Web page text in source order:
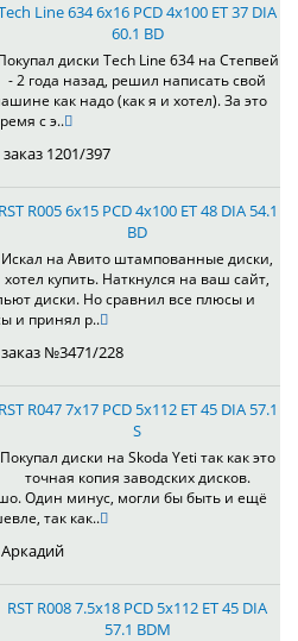
Line 634 6x16 PCD 4x100 ET 37 DIA
60.1 BD
диски Tech Line 634 на Степвей
- 2 года назад, решил написать свой
как надо (как я и хотел). За это
с э..
1201/397
RST R005 6x15 PCD 4x100 ET 48 DIA 54.1
BD
Искал на Авито штампованные диски,
хотел купить. Наткнулся на ваш сайт,
диски. Но сравнил все плюсы и
и принял р..
№3471/228
RST R047 7x17 PCD 5x112 ET 45 DIA 57.1
S
Покупал диски на Skoda Yeti так как это
точная копия заводских дисков.
Один минус, могли бы быть и ещё
так как..
Аркадий
RST R008 7.5x18 PCD 5x112 ET 45 DIA
57.1 BDM